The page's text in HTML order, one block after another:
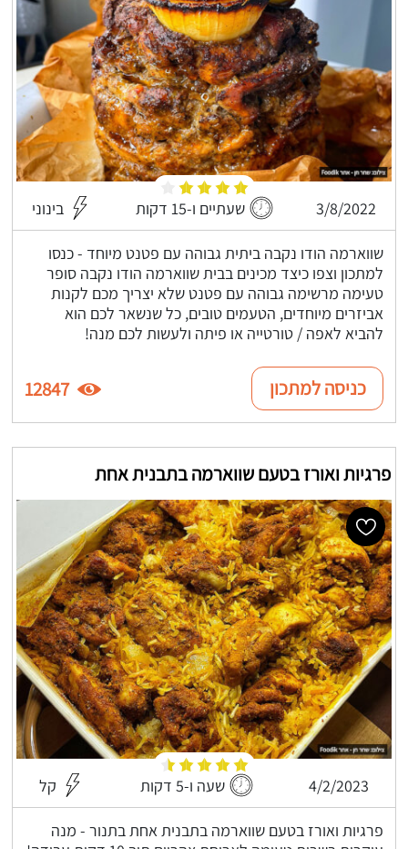
3/8/2022 שעתיים ו-15 דקות בינוני
שווארמה הודו נקבה ביתית גבוהה עם פטנט מיוחד - כנסו
למתכון וצפו כיצד מכינים בבית שווארמה הודו נקבה סופר
טעימה מרשימה גבוהה עם פטנט שלא יצריך מכם לקנות
אביזרים מיוחדים, הטעמים טובים, כל שנשאר לכם הוא
להביא לאפה / טורטייה או פיתה ולעשות לכם מנה!
כניסה למתכון 12847
פרגיות ואורז בטעם שווארמה בתבנית אחת
4/2/2023 שעה ו-5 דקות קל
פרגיות ואורז בטעם שווארמה בתבנית אחת בתנור - מנה